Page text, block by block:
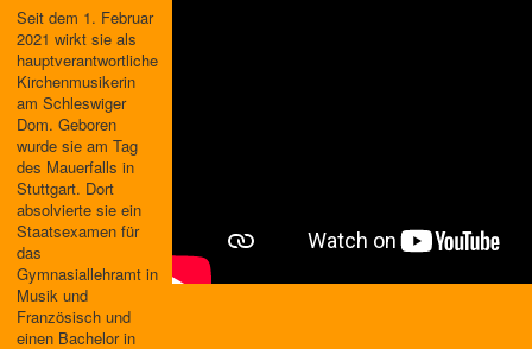
Seit dem 1. Februar
2021 wirkt sie als
hauptverantwortliche
Kirchenmusikerin
am Schleswiger
Dom. Geboren
wurde sie am Tag
des Mauerfalls in
Stuttgart. Dort
absolvierte sie ein
Staatsexamen für
das
Gymnasiallehramt in
Musik und
Französisch und
einen Bachelor in